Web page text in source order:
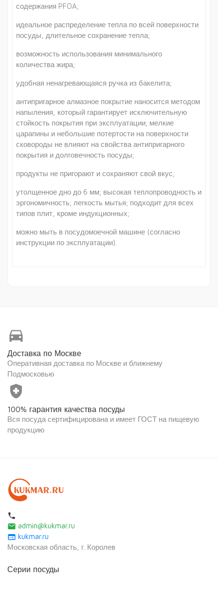
содержания PFOA;
идеальное распределение тепла по всей поверхности
посуды, длительное сохранение тепла;
возможность использования минимального
количества жира;
удобная ненагревающаяся ручка из бакелита;
антипригарное алмазное покрытие наносится методом
напыления, который гарантирует исключительную
стойкость покрытия при эксплуатации; мелкие
царапины и небольшие потертости на поверхности
сковороды не влияют на свойства антипригарного
покрытия и долговечность посуды;
продукты не пригорают и сохраняют свой вкус;
утолщенное дно до 6 мм; высокая теплопроводность и
эргономичность; легкость мытья; подходит для всех
типов плит, кроме индукционных;
можно мыть в посудомоечной машине (согласно
инструкции по эксплуатации).
directions_car
Доставка по Москве
Оперативная доставка по Москве и ближнему
Подмосковью
health_and_safety
100% гарантия качества посуды
Вся посуда сертифицирована и имеет ГОСТ на пищевую
продукцию
local_phone
email admin@kukmar.ru
web kukmar.ru
Московская область, г. Королев
Серии посуды